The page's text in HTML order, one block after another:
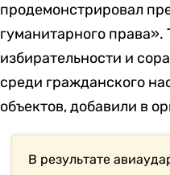
продемонстрировал
гуманитарного
избирательности и
среди гражданского
объектов, добавили в
В результате